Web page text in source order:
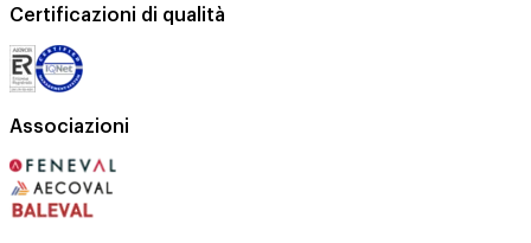
Certificazioni di qualità
Associazioni